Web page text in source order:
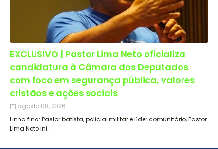
EXCLUSIVO | Pastor Lima Neto oficializa
candidatura à Câmara dos Deputados
com foco em segurança pública, valores
cristãos e ações sociais
agosto 08, 2026
Linha fina: Pastor batista, policial militar e líder comunitário, Pastor
Lima Neto ini…